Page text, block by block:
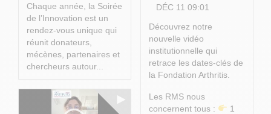
Chaque année, la Soirée
de l’Innovation est un
rendez-vous unique qui
réunit donateurs,
mécènes, partenaires et
chercheurs autour...
DÉC 11 09:01
Découvrez notre
nouvelle vidéo
institutionnelle qui
retrace les dates-clés de
la Fondation Arthritis.
Les RMS nous
concernent tous :
1